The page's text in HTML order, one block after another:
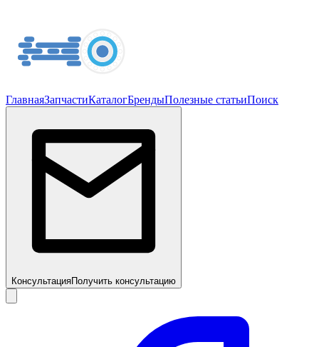
ГлавнаяЗапчастиКаталогБрендыПолезные статьиПоиск
КонсультацияПолучить консультацию